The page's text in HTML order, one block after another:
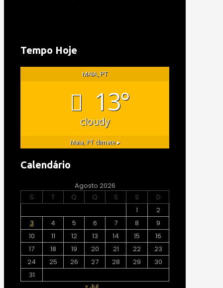
Tempo Hoje
MAIA, PT
13°
cloudy
Maia, PTclimate ▸
Calendário
Agosto 2026
S
T Q Q S S
D
1
2
3
4 5 6 7 8
9
10
11 12 13 14 15
16
17
18 19 20 21 22
23
24
25 26 27 28 29
30
31